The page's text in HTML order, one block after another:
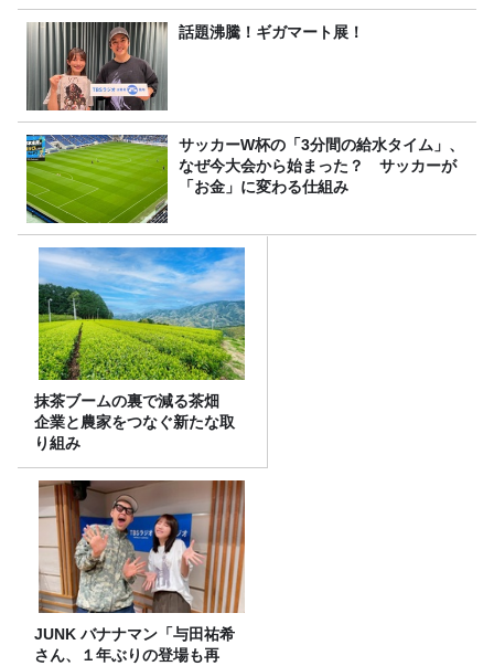
話題沸騰！ギガマート展！
サッカーW杯の「3分間の給水タイム」、
なぜ今大会から始まった？ サッカーが
「お金」に変わる仕組み
抹茶ブームの裏で減る茶畑
企業と農家をつなぐ新たな取
り組み
JUNK バナナマン「与田祐希
さん、１年ぶりの登場も再